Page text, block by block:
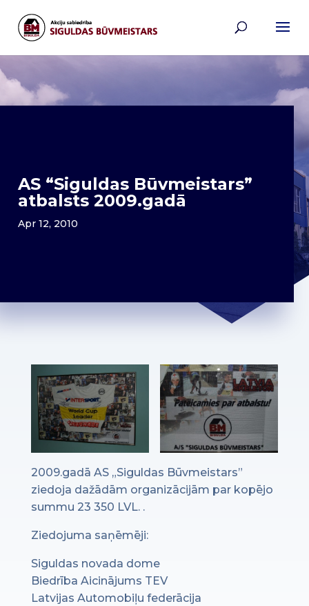
AS “Siguldas Būvmeistars”
atbalsts 2009.gadā
Apr 12, 2010
2009.gadā AS „Siguldas Būvmeistars”
ziedoja dažādām organizācijām par kopējo
summu 23 350 LVL. .
Ziedojuma saņēmēji:
Siguldas novada dome
Biedrība Aicinājums TEV
Latvijas Automobiļu federācija